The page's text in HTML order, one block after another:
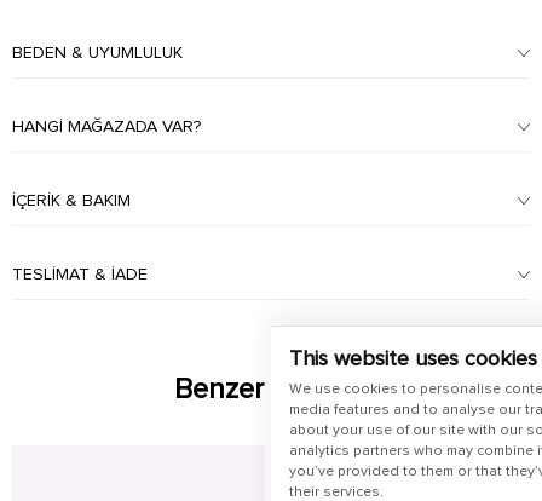
This website uses cookies
We use cookies to personalise
media features and to analyse our
about your use of our site with our
analytics partners who may
you’ve provided to them or that
their services.
BEDEN & UYUMLULUK
HANGI MAĞAZADA VAR?
İÇERIK & BAKIM
TESLIMAT & İADE
Benzer Ürünler